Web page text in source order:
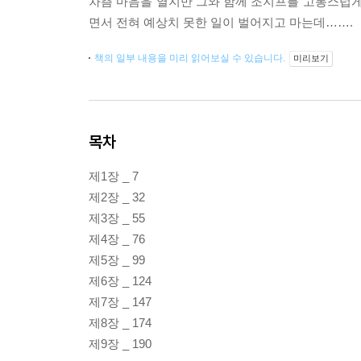
면서 전혀 예상치 못한 일이 벌어지고 마는데…….
책의 일부 내용을 미리 읽어보실 수 있습니다. 미리보기
목차
제1장 _ 7
제2장 _ 32
제3장 _ 55
제4장 _ 76
제5장 _ 99
제6장 _ 124
제7장 _ 147
제8장 _ 174
제9장 _ 190